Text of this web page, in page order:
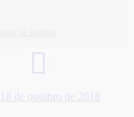
18 de outubro de 2018